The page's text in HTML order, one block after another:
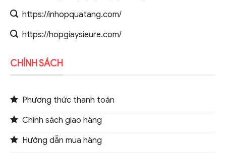
https://inhopquatang.com/
https://hopgiaysieure.com/
CHÍNH SÁCH
Phương thức thanh toán
Chính sách giao hàng
Hướng dẫn mua hàng